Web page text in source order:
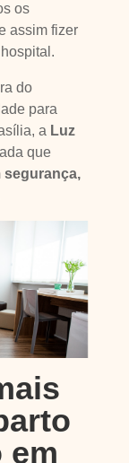
os
assim fizer
do
para
a Luz
que
segurança,
em